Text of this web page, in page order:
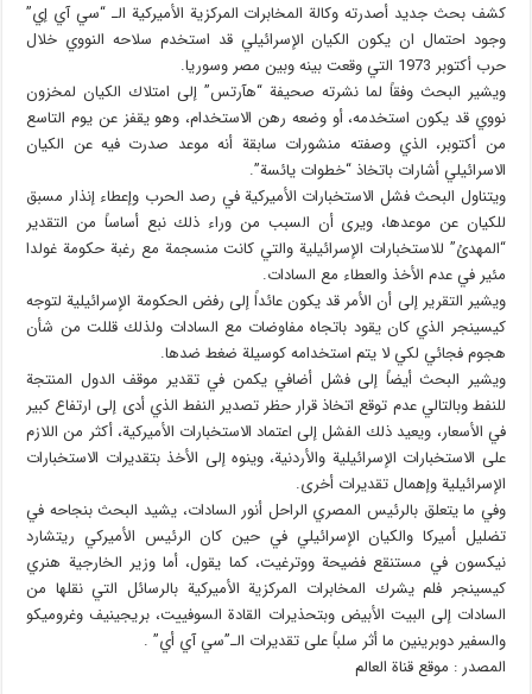
كشف بحث جديد أصدرته وكالة المخابرات المركزية الأميركية الـ “سي آي إي”
وجود احتمال ان يكون الكيان الإسرائيلي قد استخدم سلاحه النووي خلال
حرب أكتوبر 1973 التي وقعت بينه وبين مصر وسوريا.
ويشير البحث وفقاً لما نشرته صحيفة “هآرتس” إلى امتلاك الكيان لمخزون
نووي قد يكون استخدمه، أو وضعه رهن الاستخدام، وهو يقفز عن يوم التاسع
من أكتوبر، الذي وصفته منشورات سابقة أنه موعد صدرت فيه عن الكيان
الاسرائيلي أشارات باتخاذ “خطوات يائسة”.
ويتناول البحث فشل الاستخبارات الأميركية في رصد الحرب وإعطاء إنذار مسبق
للكيان عن موعدها، ويرى أن السبب من وراء ذلك نبع أساساً من التقدير
“المهدئ” للاستخبارات الإسرائيلية والتي كانت منسجمة مع رغبة حكومة غولدا
مئير في عدم الأخذ والعطاء مع السادات.
ويشير التقرير إلى أن الأمر قد يكون عائداً إلى رفض الحكومة الإسرائيلية لتوجه
كيسينجر الذي كان يقود باتجاه مفاوضات مع السادات ولذلك قللت من شأن
هجوم فجائي لكي لا يتم استخدامه كوسيلة ضغط ضدها.
ويشير البحث أيضاً إلى فشل أضافي يكمن في تقدير موقف الدول المنتجة
للنفط وبالتالي عدم توقع اتخاذ قرار حظر تصدير النفط الذي أدى إلى ارتفاع كبير
في الأسعار، ويعيد ذلك الفشل إلى اعتماد الاستخبارات الأميركية، أكثر من اللازم
على الاستخبارات الإسرائيلية والأردنية، وينوه إلى الأخذ بتقديرات الاستخبارات
الإسرائيلية وإهمال تقديرات أخرى.
وفي ما يتعلق بالرئيس المصري الراحل أنور السادات، يشيد البحث بنجاحه في
تضليل أميركا والكيان الإسرائيلي في حين كان الرئيس الأميركي ريتشارد
نيكسون في مستنقع فضيحة ووترغيت، كما يقول، أما وزير الخارجية هنري
كيسينجر فلم يشرك المخابرات المركزية الأميركية بالرسائل التي نقلها من
السادات إلى البيت الأبيض وبتحذيرات القادة السوفييت، بريجينيف وغروميكو
والسفير دوبرينين ما أثر سلباً على تقديرات الـ”سي آي أي” .
المصدر : موقع قناة العالم